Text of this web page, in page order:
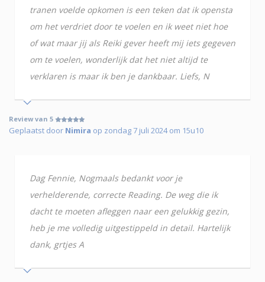
tranen voelde opkomen is een teken dat ik opensta
om het verdriet door te voelen en ik weet niet hoe
of wat maar jij als Reiki gever heeft mij iets gegeven
om te voelen, wonderlijk dat het niet altijd te
verklaren is maar ik ben je dankbaar. Liefs, N
Review van 5
Geplaatst door Nimira op zondag 7 juli 2024 om 15u10
Dag Fennie, Nogmaals bedankt voor je
verhelderende, correcte Reading. De weg die ik
dacht te moeten afleggen naar een gelukkig gezin,
heb je me volledig uitgestippeld in detail. Hartelijk
dank, grtjes A